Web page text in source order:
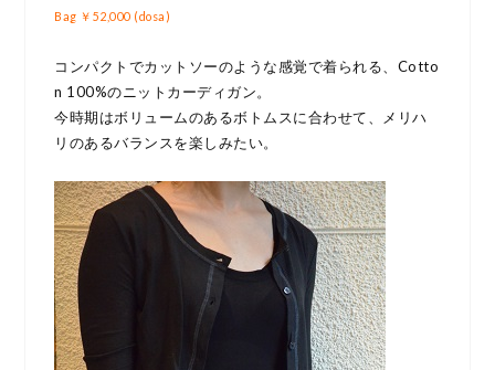
Bag ￥52,000 (dosa)
コンパクトでカットソーのような感覚で着られる、Cotto
n 100%のニットカーディガン。
今時期はボリュームのあるボトムスに合わせて、メリハ
リのあるバランスを楽しみたい。